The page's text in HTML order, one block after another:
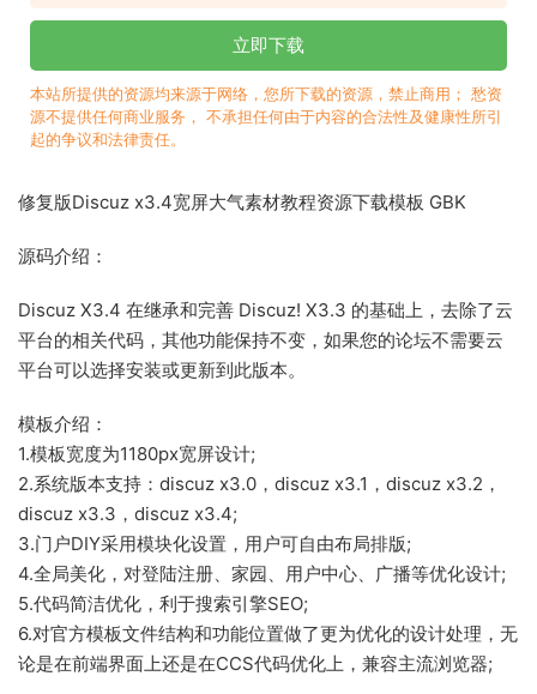
立即下载
本站所提供的资源均来源于网络，您所下载的资源，禁止商用； 愁资
源不提供任何商业服务， 不承担任何由于内容的合法性及健康性所引
起的争议和法律责任。
修复版Discuz x3.4宽屏大气素材教程资源下载模板 GBK
源码介绍：
Discuz X3.4 在继承和完善 Discuz! X3.3 的基础上，去除了云
平台的相关代码，其他功能保持不变，如果您的论坛不需要云
平台可以选择安装或更新到此版本。
模板介绍：
1.模板宽度为1180px宽屏设计;
2.系统版本支持：discuz x3.0，discuz x3.1，discuz x3.2，
discuz x3.3，discuz x3.4;
3.门户DIY采用模块化设置，用户可自由布局排版;
4.全局美化，对登陆注册、家园、用户中心、广播等优化设计;
5.代码简洁优化，利于搜索引擎SEO;
6.对官方模板文件结构和功能位置做了更为优化的设计处理，无
论是在前端界面上还是在CCS代码优化上，兼容主流浏览器;